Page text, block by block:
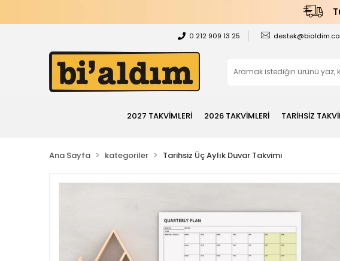
0 212 909 13 25
2027 TAKVİMLERİ 2026 TAKVİMLERİ TARİHSİZ
Ana Sayfa kategoriler Tarihsiz Üç Aylık Duvar Takvimi